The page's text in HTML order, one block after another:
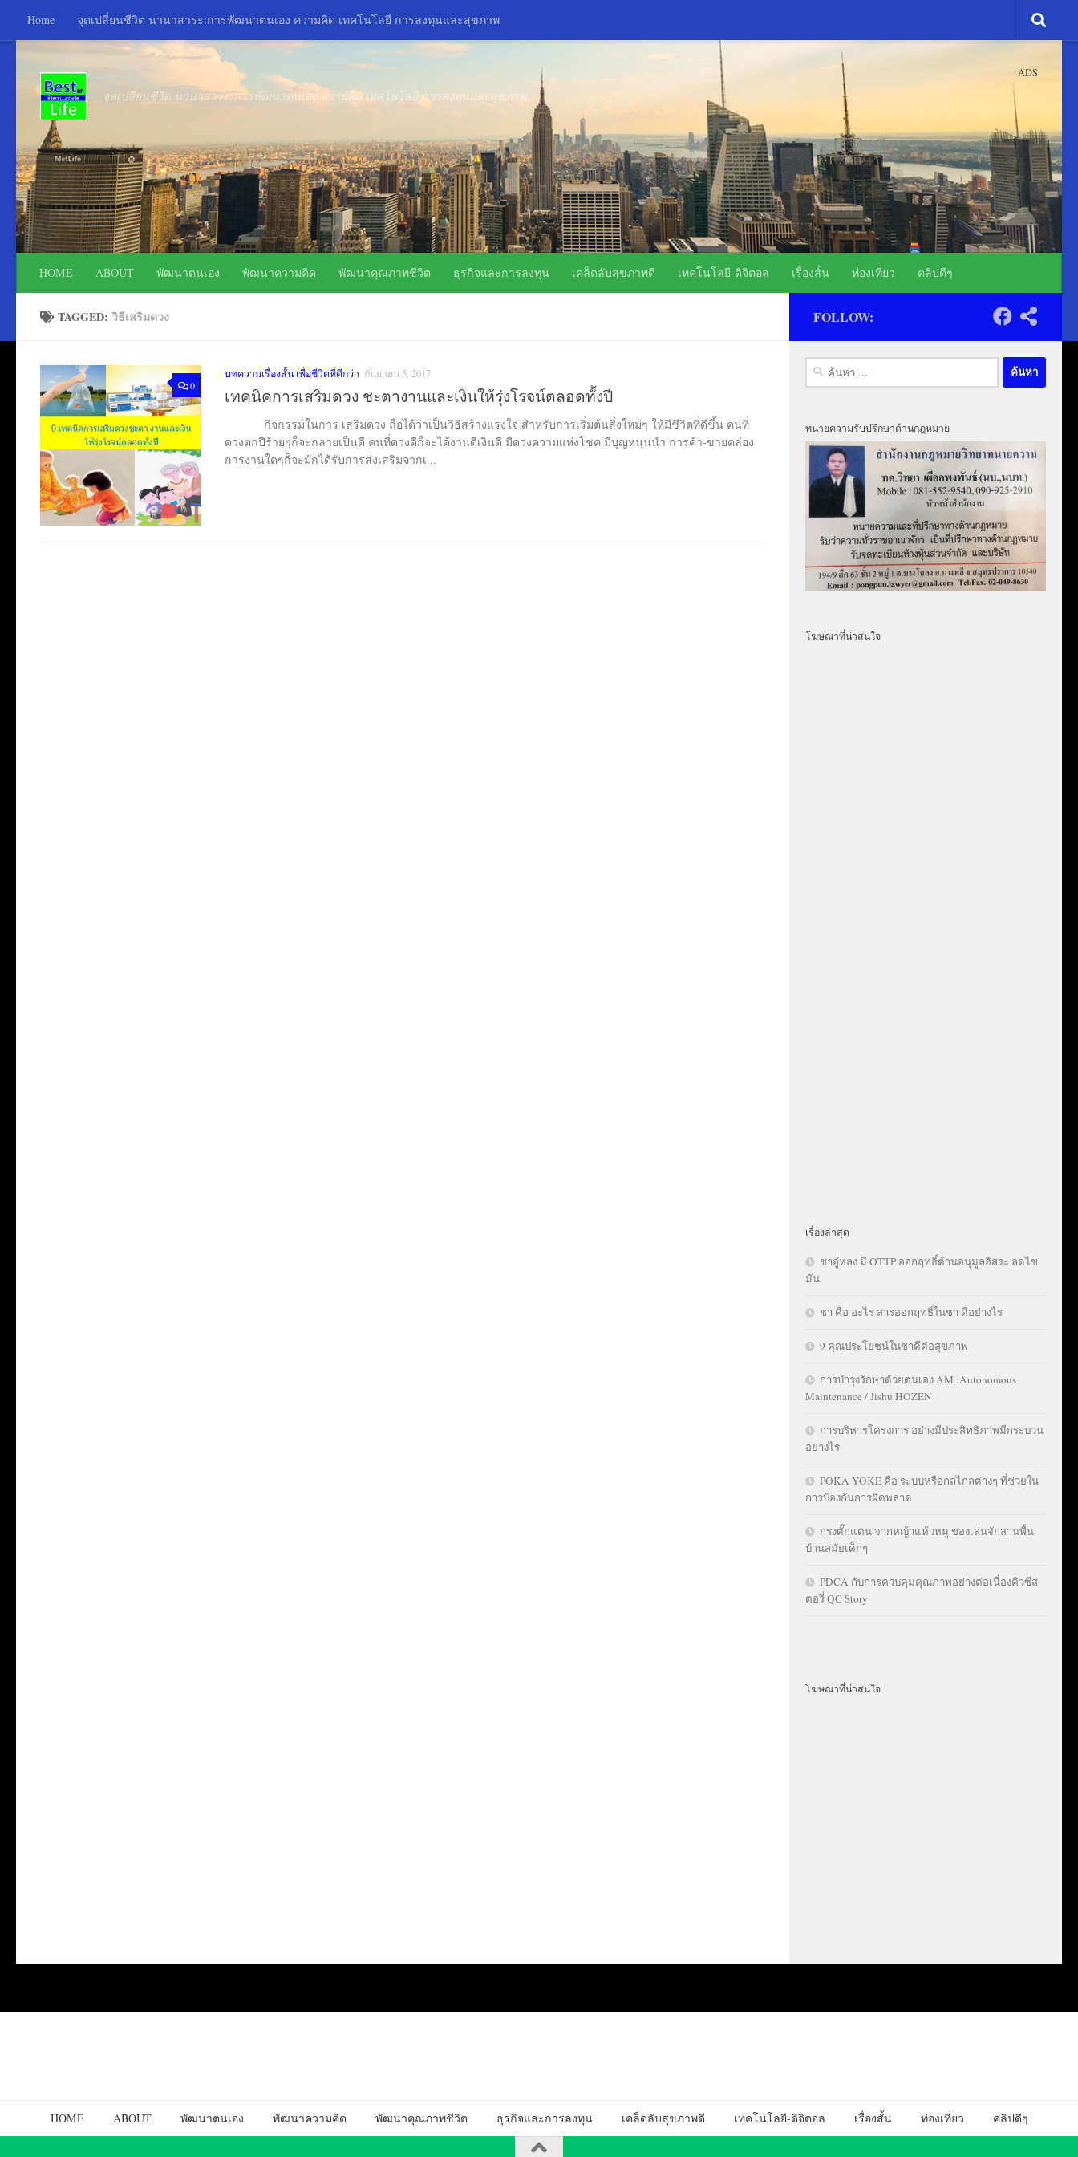
Skip to content
Home จุดเปลี่ยนชีวิต นานาสาระ:การพัฒนาตนเอง ความคิด เทคโนโลยี การลงทุนและสุขภาพ
จุดเปลี่ยนชีวิต นานาสาระ:การพัฒนาตนเอง ความคิด เทคโนโลยี การลงทุนและสุขภาพ
ADS
HOME ABOUT พัฒนาตนเอง พัฒนาความคิด พัฒนาคุณภาพชีวิต ธุรกิจและการลงทุน เคล็ดลับสุขภาพดี เทคโนโลยี-ดิจิตอล เรื่องสั้น ท่องเที่ยว คลิปดีๆ
TAGGED:วิธีเสริมดวง
0
บทความเรื่องสั้น เพื่อชีวิตที่ดีกว่า กันยายน 5, 2017
เทคนิคการเสริมดวง ชะตางานและเงินให้รุ่งโรจน์ตลอดทั้งปี
กิจกรรมในการ เสริมดวง ถือได้ว่าเป็นวิธีสร้างแรงใจ สำหรับการเริ่มต้นสิ่งใหม่ๆ ให้มีชีวิตที่ดีขึ้น คนที่
ดวงตกปีร้ายๆก็จะกลายเป็นดี คนที่ดวงดีก็จะได้งานดีเงินดี มีดวงความแห่งโชค มีบุญหนุนนำ การค้า-ขายคล่อง
การงานใดๆก็จะมักได้รับการส่งเสริมจากเ...
FOLLOW:
ค้นหา
สำหรับ:
ทนายความรับปรึกษาด้านกฎหมาย
โฆษณาที่น่าสนใจ
เรื่องล่าสุด
ชาอู่หลง มี OTTP ออกฤทธิ์ต้านอนุมูลอิสระ ลดไข
มัน
ชา คือ อะไร สารออกฤทธิ์ในชา ดีอย่างไร
9 คุณประโยชน์ในชาดีต่อสุขภาพ
การบำรุงรักษาด้วยตนเอง AM :Autonomous
Maintenance / Jishu HOZEN
การบริหารโครงการ อย่างมีประสิทธิภาพมีกระบวน
อย่างไร
POKA YOKE คือ ระบบหรือกลไกลต่างๆ ที่ช่วยใน
การป้องกันการผิดพลาด
กรงตั๊กแตน จากหญ้าแห้วหมู ของเล่นจักสานพื้น
บ้านสมัยเด็กๆ
PDCA กับการควบคุมคุณภาพอย่างต่อเนื่องคิวซีส
ตอรี่ QC Story
โฆษณาที่น่าสนใจ
HOME ABOUT พัฒนาตนเอง พัฒนาความคิด พัฒนาคุณภาพชีวิต ธุรกิจและการลงทุน เคล็ดลับสุขภาพดี เทคโนโลยี-ดิจิตอล เรื่องสั้น ท่องเที่ยว คลิปดีๆ